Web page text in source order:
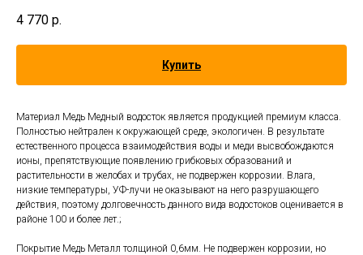
4 770 р.
Купить
Материал Медь Медный водосток является продукцией премиум класса.
Полностью нейтрален к окружающей среде, экологичен. В результате
естественного процесса взаимодействия воды и меди высвобождаются
ионы, препятствующие появлению грибковых образований и
растительности в желобах и трубах, не подвержен коррозии. Влага,
низкие температуры, УФ-лучи не оказывают на него разрушающего
действия, поэтому долговечность данного вида водостоков оценивается в
районе 100 и более лет.;
Покрытие Медь Металл толщиной 0,6мм. Не подвержен коррозии, но